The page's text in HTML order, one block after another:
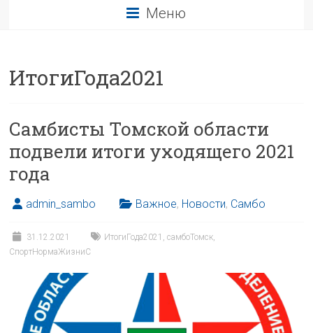
Меню
ИтогиГода2021
Самбисты Томской области
подвели итоги уходящего 2021
года
admin_sambo Важное, Новости, Самбо
31.12.2021 ИтогиГода2021 ,самбоТомск,
СпортНормаЖизниС